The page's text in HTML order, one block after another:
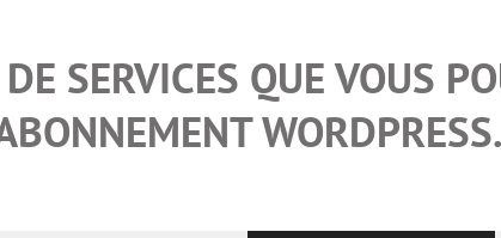
SERVICES QUE VOUS
WORDPRESS.